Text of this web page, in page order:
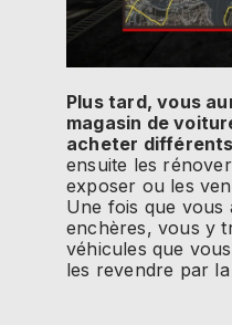
Plus tard, vous
magasin de
acheter
ensuite les
exposer ou les
Une fois que vous
enchères, vous y
véhicules que
les revendre par